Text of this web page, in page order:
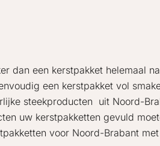
dan een kerstpakket helemaal
een kerstpakket vol
steekproducten uit Noord-
uw kerstpakketten gevuld
voor Noord-Brabant